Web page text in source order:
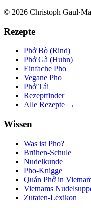
© 2026 Christoph Gaul·
Rezepte
Phở Bò (Rind)
Phở Gà (Huhn)
Einfache Pho
Vegane Pho
Phở Tái
Rezeptfinder
Alle Rezepte →
Wissen
Was ist Pho?
Brühen-Schule
Nudelkunde
Pho-Knigge
Quán Phở in
Vietnams
Zutaten-Lexikon